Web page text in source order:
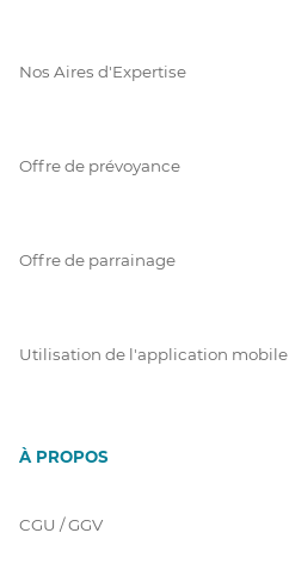
Nos Aires d'Expertise
Offre de prévoyance
Offre de parrainage
Utilisation de l'application mobile
À PROPOS
CGU / GGV